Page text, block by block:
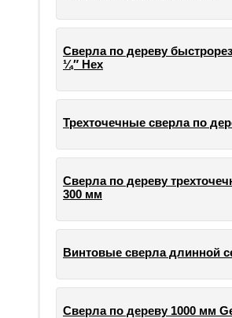
Сверла по дереву
¼″ Hex
Трехточечные сверла по
Сверла по дереву
300 мм
Винтовые сверла длинной
Сверла по дереву 1000 мм